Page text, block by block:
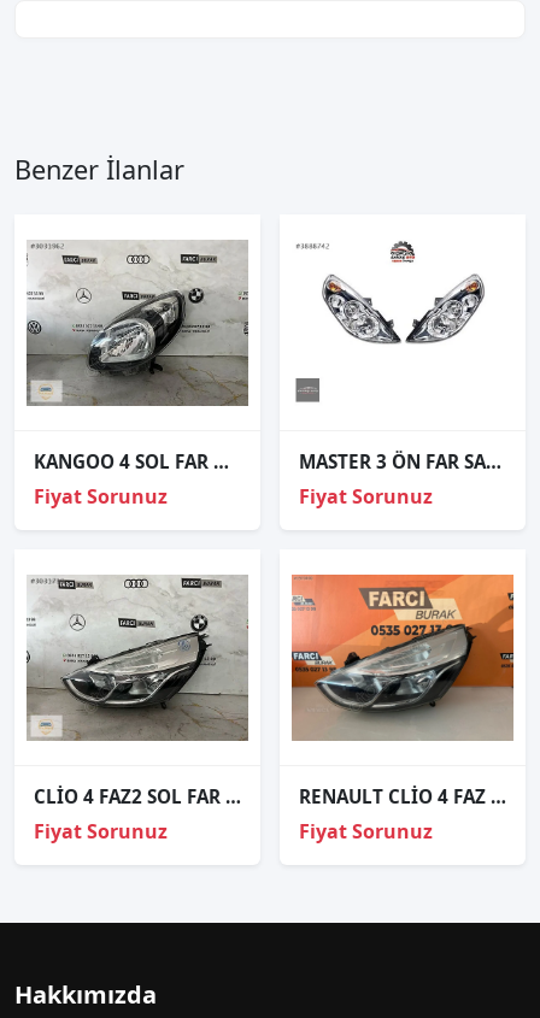
Benzer İlanlar
KANGOO 4 SOL FAR ORJİNAL
Fiyat Sorunuz
MASTER 3 ÖN FAR SAĞ SOL (MOTORLU MOTORSUZ) 2010+ ADET FİYAT
Fiyat Sorunuz
CLİO 4 FAZ2 SOL FAR ORJİNAL
Fiyat Sorunuz
RENAULT CLİO 4 FAZ 2 NİKELAJ SOL FAR ORJİNAL
Fiyat Sorunuz
Hakkımızda